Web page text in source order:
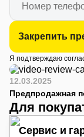
Закрепить
Я подтверждаю
12.03.2025
Предпродажная
Для
Сервис и